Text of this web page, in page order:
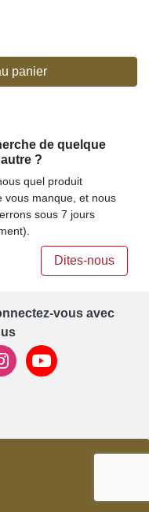
panier
de quelque
?
quel produit
vous manque, et nous
sous 7 jours
Dites-nous
vous avec